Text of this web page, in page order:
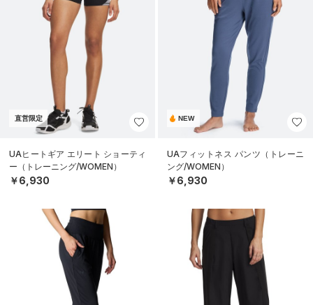
直営限定
UAヒートギア エリート ショーティ
ー（トレーニング/WOMEN）
￥6,930
NEW
UAフィットネス パンツ（トレーニ
ング/WOMEN）
￥6,930